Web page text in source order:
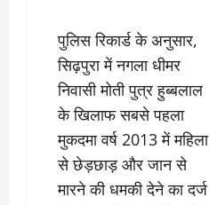
पुलिस रिकार्ड के अनुसार,
सिढ़पुरा में नगला धीमर
निवासी मोती पुत्र हुब्बलाल
के खिलाफ सबसे पहला
मुकदमा वर्ष 2013 में महिला
से छेड़छाड़ और जान से
मारने की धमकी देने का दर्ज